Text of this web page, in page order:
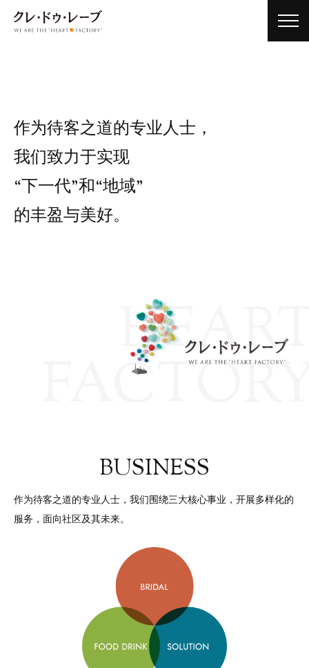
作为待客之道的专业人士，
我们致力于实现
“下一代”和“地域”
的丰盈与美好。
BUSINESS
作为待客之道的专业人士， 我们围绕三大核心事业，开展多样化的
服务，面向社区及其未来。